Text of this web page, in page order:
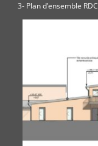
3- Plan d’ensemble RDC